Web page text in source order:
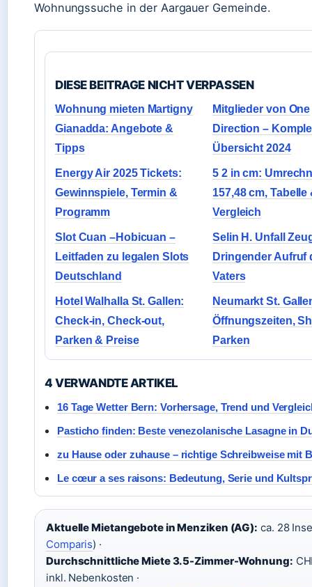
Wohnungssuche in der Aargauer Gemeinde.
DIESE BEITRAGE NICHT VERPASSEN
Wohnung mieten Martigny
Gianadda: Angebote &
Tipps
Mitglieder von One
Direction –
Übersicht 2024
Energy Air 2025 Tickets:
Gewinnspiele, Termin &
Programm
5 2 in cm:
157,48 cm, Tabelle
Vergleich
Slot Cuan –Hobicuan –
Leitfaden zu legalen Slots
Deutschland
Selin H. Unfall
Dringender Aufruf
Vaters
Hotel Walhalla St. Gallen:
Check-in, Check-out,
Parken & Preise
Neumarkt St.
Öffnungszeiten,
Parken
4 VERWANDTE ARTIKEL
16 Tage Wetter Bern: Vorhersage, Trend und
Pasticho finden: Beste venezolanische Lasagne in
zu Hause oder zuhause – richtige Schreibweise mit
Le cœur a ses raisons: Bedeutung, Serie und
Aktuelle Mietangebote in Menziken (AG): ca. 28
Comparis) ·
Durchschnittliche Miete 3.5-Zimmer-Wohnung:
inkl. Nebenkosten ·